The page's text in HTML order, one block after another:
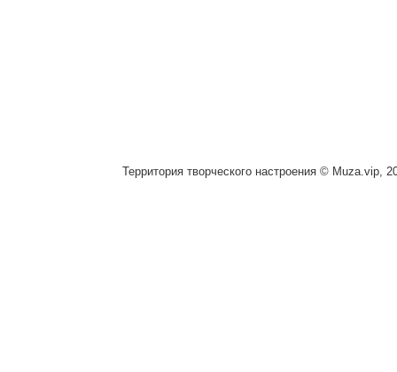
Территория творческого настроения © Muza.vip,